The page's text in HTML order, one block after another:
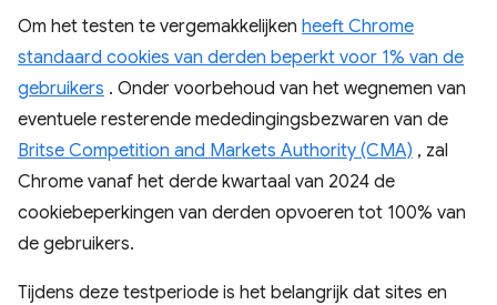
Om het testen te vergemakkelijken heeft Chrome
standaard cookies van derden beperkt voor 1% van de
gebruikers . Onder voorbehoud van het wegnemen van
eventuele resterende mededingingsbezwaren van de
Britse Competition and Markets Authority (CMA) , zal
Chrome vanaf het derde kwartaal van 2024 de
cookiebeperkingen van derden opvoeren tot 100% van
de gebruikers.
Tijdens deze testperiode is het belangrijk dat sites en